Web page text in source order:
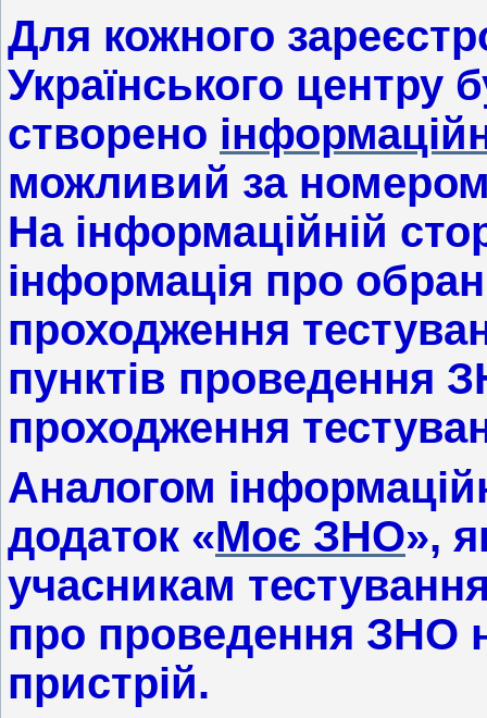
Для кожного
Українського центру
створено
можливий за номером
На інформаційній
інформація про
проходження
пунктів проведення
проходження
Аналогом
додаток «Моє ЗНО»,
учасникам
про проведення ЗНО
пристрій.